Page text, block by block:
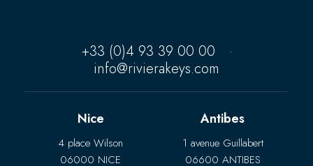
+33 (0)4 93 39 00 00
·
info@rivierakeys.com
Nice
4 place Wilson
06000 NICE
Antibes
1 avenue Guillabert
06600 ANTIBES